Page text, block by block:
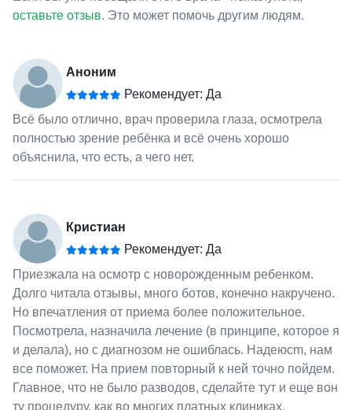
оставьте отзыв. Это может помочь другим людям.
Аноним
Рекомендует: Да
Всё было отлично, врач проверила глаза, осмотрела
полностью зрение ребёнка и всё очень хорошо
объяснила, что есть, а чего нет.
Кристиан
Рекомендует: Да
Приезжала на осмотр с новорожденным ребенком.
Долго читала отзывы, много ботов, конечно накручено.
Но впечатления от приема более положительное.
Посмотрела, назначила лечение (в принципе, которое я
и делала), но с диагнозом не ошиблась. Надеюcm, нам
все поможет. На прием повторный к ней точно пойдем.
Главное, что не было разводов, сделайте тут и еще вон
ту процедуру, как во многих платных клиниках.